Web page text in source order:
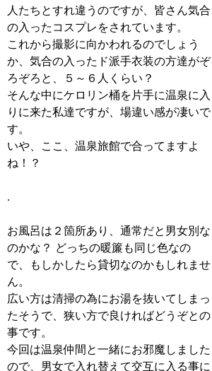
人たちとすれ違うのですが、皆さん気合
の入ったコスプレをされています。
これから撮影に向かわれるのでしょう
か、気合の入ったド派手衣装の方達がぞ
ろぞろと、５～６人くらい？
そんな中にケロリン桶を片手に温泉に入
りに来た私達ですが、場違い感が凄いで
す。
いや、ここ、温泉旅館で合ってますよ
ね！？
.
お風呂は２箇所あり、通常だと男女別な
のかな？ どっちの暖簾も同じ色なの
で、もしかしたら貸切なのかもしれませ
ん。
広い方は清掃の為にお湯を抜いてしまっ
たそうで、狭い方で良ければどうぞとの
事です。
今回は温泉仲間と一緒にお邪魔しました
ので、男女で入れ替えて交互に入る事に